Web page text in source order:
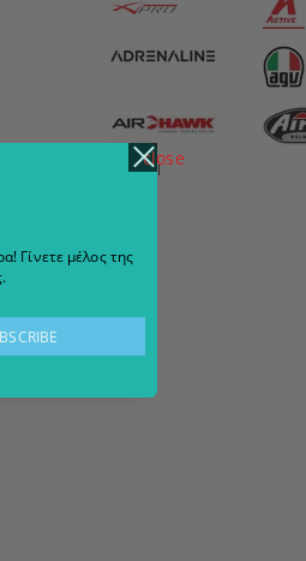
View all
Γίνετε μέλος της
close